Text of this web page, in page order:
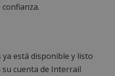
está disponible y listo
su cuenta de Interrail